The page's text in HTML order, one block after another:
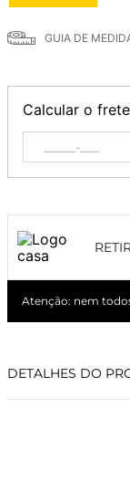
GUIA DE
Calcular o frete
Atenção: nem
DETALHES DO